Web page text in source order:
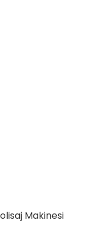
Makinesi